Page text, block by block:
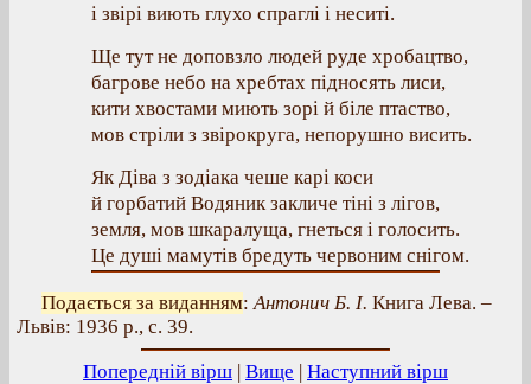
і звірі виють глухо спраглі і неситі.
Ще тут не доповзло людей руде хробацтво,
багрове небо на хребтах підносять лиси,
кити хвостами миють зорі й біле птаство,
мов стріли з звірокруга, непорушно висить.
Як Діва з зодіака чеше карі коси
й горбатий Водяник закличе тіні з лігов,
земля, мов шкаралуща, гнеться і голосить.
Це душі мамутів бредуть червоним снігом.
Подається за виданням:Антонич Б. І. Книга Лева. –
Львів: 1936 р., с. 39.
Попередній вірш | Вище | Наступний вірш